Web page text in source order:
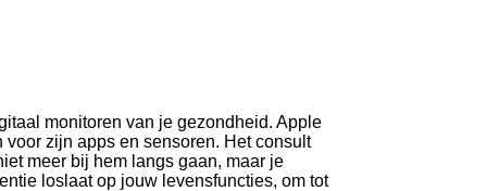
monitoren van je gezondheid. Apple
zijn apps en sensoren. Het consult
meer bij hem langs gaan, maar je
loslaat op jouw levensfuncties, om tot